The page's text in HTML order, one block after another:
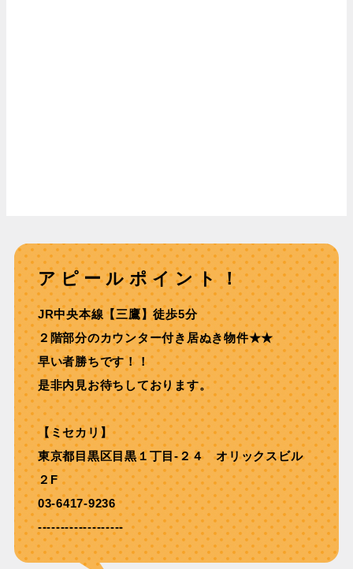
アピールポイント！
JR中央本線【三鷹】徒歩5分
２階部分のカウンター付き居ぬき物件★★
早い者勝ちです！！
是非内見お待ちしております。
【ミセカリ】
東京都目黒区目黒１丁目-２４ オリックスビル
２F
03-6417-9236
-------------------